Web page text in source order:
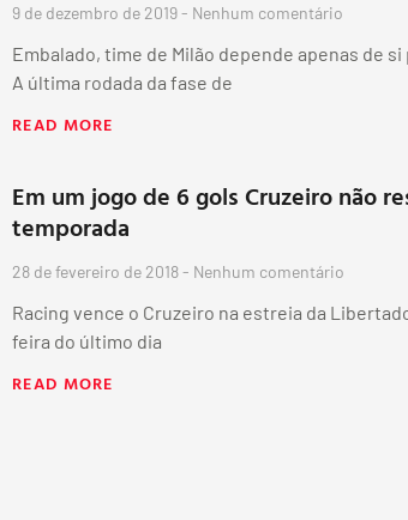
9 de dezembro de 2019 Nenhum comentário
Embalado, time de Milão depende apenas de
A última rodada da fase de
READ MORE
Em um jogo de 6 gols Cruzeiro não
temporada
28 de fevereiro de 2018 Nenhum comentário
Racing vence o Cruzeiro na estreia da
feira do último dia
READ MORE